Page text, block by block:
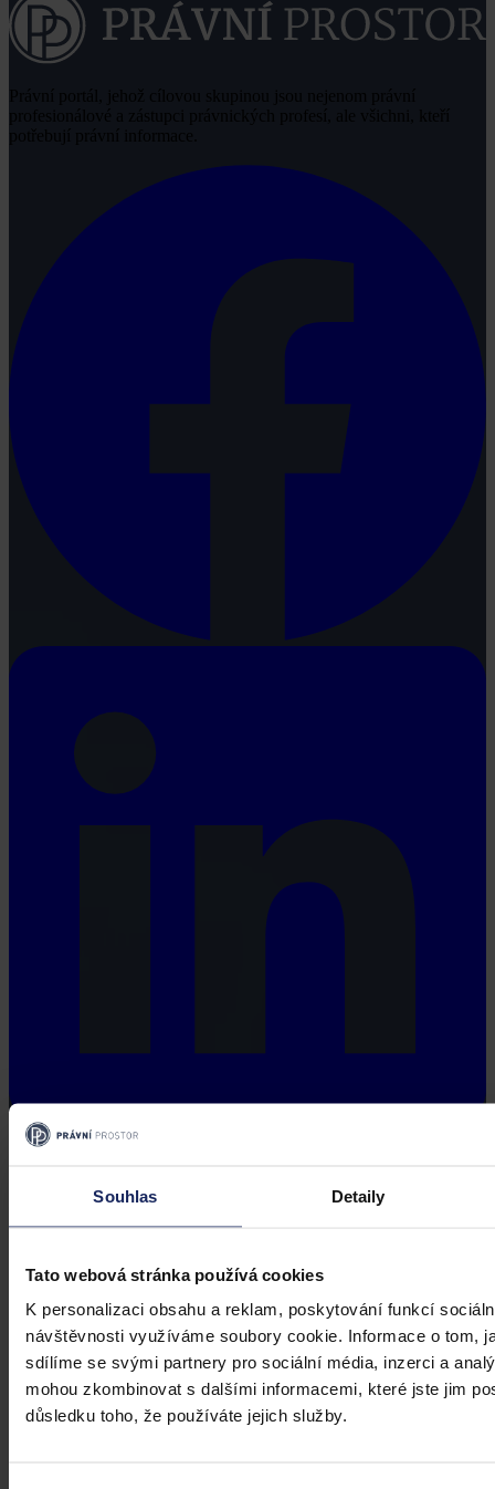
Souhlas Detaily
Tato webová stránka používá cookies
K personalizaci obsahu a reklam, poskytování funkcí
návštěvnosti využíváme soubory cookie. Informace o tom,
sdílíme se svými partnery pro sociální média, inzerci a
mohou zkombinovat s dalšími informacemi, které jste jim
důsledku toho, že používáte jejich služby.